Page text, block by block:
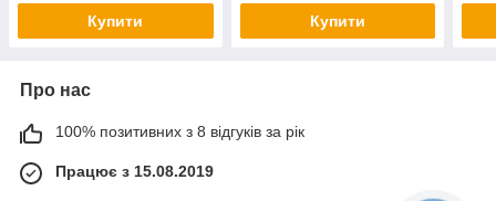
Купити Купити
Про нас
100% позитивних з 8 відгуків за рік
Працює з 15.08.2019